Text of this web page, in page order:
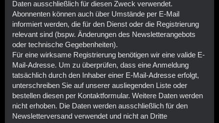
Daten ausschließlich für diesen Zweck verwendet.
Abonnenten können auch über Umstände per E-Mail
informiert werden, die für den Dienst oder die Registrierung
relevant sind (bspw. Änderungen des Newsletterangebots
oder technische Gegebenheiten).
Für eine wirksame Registrierung benötigen wir eine valide E-
Mail-Adresse. Um zu überprüfen, dass eine Anmeldung
tatsächlich durch den Inhaber einer E-Mail-Adresse erfolgt,
unterschreiben Sie auf unserer ausliegenden Liste oder
bestellen diesen per Kontaktformular. Weitere Daten werden
nicht erhoben. Die Daten werden ausschließlich für den
Newsletterversand verwendet und nicht an Dritte